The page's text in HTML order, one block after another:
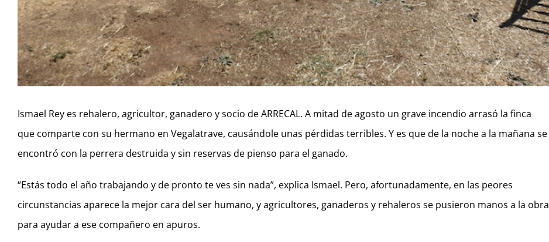
Ismael Rey es rehalero, agricultor, ganadero y socio de ARRECAL. A mitad de agosto un grave incendio arrasó la finca
que comparte con su hermano en Vegalatrave, causándole unas pérdidas terribles. Y es que de la noche a la mañana se
encontró con la perrera destruida y sin reservas de pienso para el ganado.
“Estás todo el año trabajando y de pronto te ves sin nada”, explica Ismael. Pero, afortunadamente, en las peores
circunstancias aparece la mejor cara del ser humano, y agricultores, ganaderos y rehaleros se pusieron manos a la obra
para ayudar a ese compañero en apuros.